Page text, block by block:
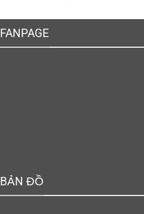
FANPAGE
BẢN ĐỒ